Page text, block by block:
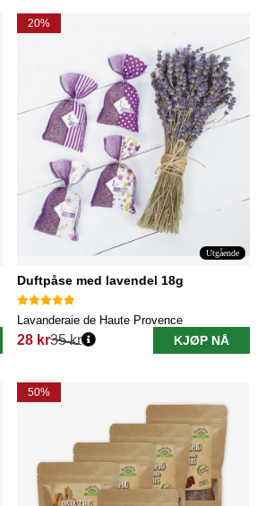
20%
Utgående
Duftpåse med lavendel 18g
Lavanderaie de Haute Provence
28 kr
Vanlig pris:
35 kr KJØP NÅ
50%